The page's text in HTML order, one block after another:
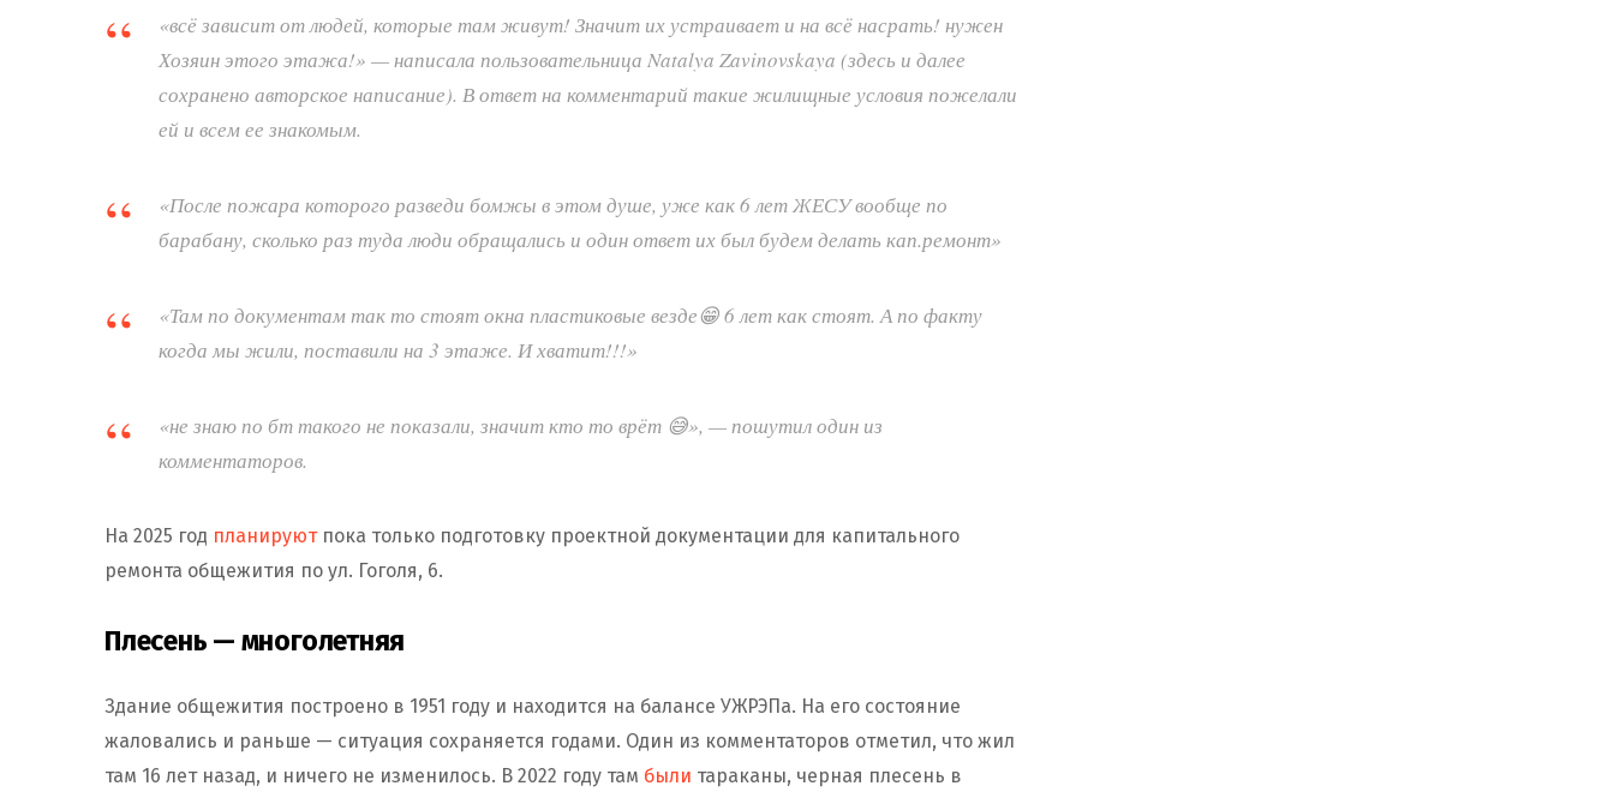
«всё зависит от людей, которые там живут! Значит их устраивает и на всё насрать! нужен
Хозяин этого этажа!» — написала пользовательница Natalya Zavinovskaya (здесь и далее
сохранено авторское написание). В ответ на комментарий такие жилищные условия пожелали
ей и всем ее знакомым.
«После пожара которого разведи бомжы в этом душе, уже как 6 лет ЖЕСУ вообще по
барабану, сколько раз туда люди обращались и один ответ их был будем делать кап.ремонт»
«Там по документам так то стоят окна пластиковые везде😁 6 лет как стоят. А по факту
когда мы жили, поставили на 3 этаже. И хватит!!!»
«не знаю по бт такого не показали, значит кто то врёт 😅», — пошутил один из
комментаторов.
На 2025 год планируют пока только подготовку проектной документации для капитального
ремонта общежития по ул. Гоголя, 6.
Плесень — многолетняя
Здание общежития построено в 1951 году и находится на балансе УЖРЭПа. На его состояние
жаловались и раньше — ситуация сохраняется годами. Один из комментаторов отметил, что жил
там 16 лет назад, и ничего не изменилось. В 2022 году там были тараканы, черная плесень в